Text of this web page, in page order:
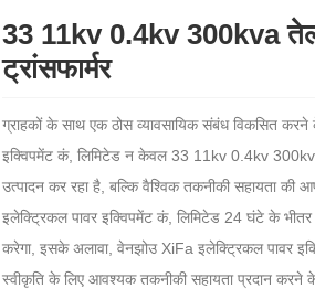
33 11kv 0.4kv 300kva
ट्रांसफार्मर
ग्राहकों के साथ एक ठोस व्यावसायिक संबंध विकसित
इक्विपमेंट कं, लिमिटेड न केवल 33 11kv 0.4kv
उत्पादन कर रहा है, बल्कि वैश्विक तकनीकी सहायता की
इलेक्ट्रिकल पावर इक्विपमेंट कं, लिमिटेड 24 घंटे के
करेगा, इसके अलावा, वेनझोउ XiFa इलेक्ट्रिकल पावर
स्वीकृति के लिए आवश्यक तकनीकी सहायता प्रदान करने के